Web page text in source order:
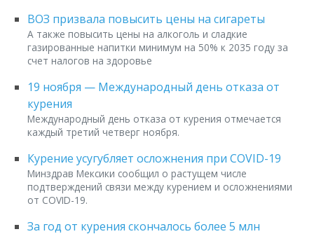
ВОЗ призвала повысить цены на сигареты
А также повысить цены на алкоголь и сладкие
газированные напитки минимум на 50% к 2035 году за
счет налогов на здоровье
19 ноября — Международный день отказа от
курения
Международный день отказа от курения отмечается
каждый третий четверг ноября.
Курение усугубляет осложнения при COVID-19
Минздрав Мексики сообщил о растущем числе
подтверждений связи между курением и осложнениями
от COVID-19.
За год от курения скончалось более 5 млн